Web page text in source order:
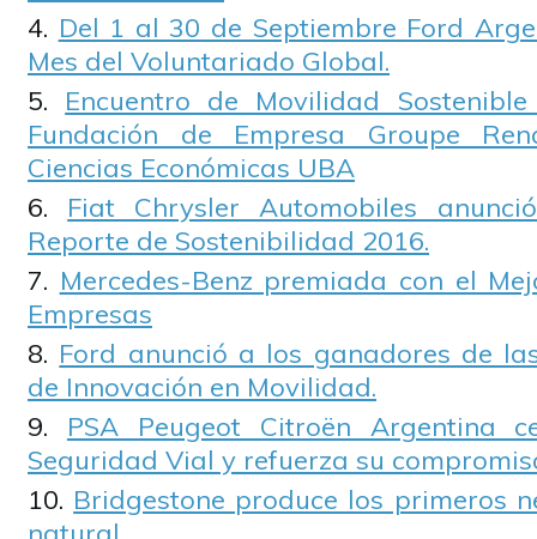
Del 1 al 30 de Septiembre Ford
Mes del Voluntariado Global.
Encuentro de Movilidad
Fundación de Empresa Groupe
Ciencias Económicas UBA
Fiat Chrysler Automobiles
Reporte de Sostenibilidad 2016.
Mercedes-Benz premiada con el
Empresas
Ford anunció a los ganadores de
de Innovación en Movilidad.
PSA Peugeot Citroën Argentina
Seguridad Vial y refuerza su
Bridgestone produce los primeros